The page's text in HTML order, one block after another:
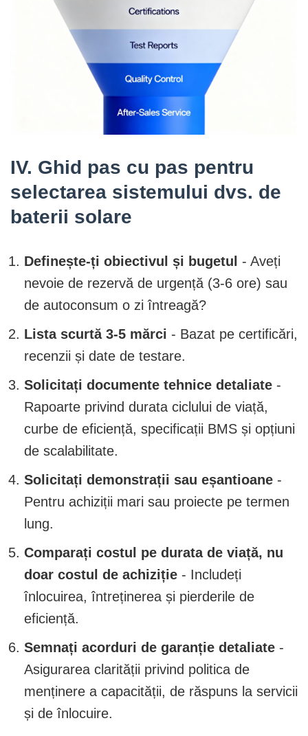
IV. Ghid pas cu pas pentru
selectarea sistemului dvs. de
baterii solare
Definește-ți obiectivul și bugetul
- Aveți
nevoie de rezervă de urgență (3-6 ore) sau
de autoconsum o zi întreagă?
Lista scurtă 3-5 mărci - Bazat pe certificări,
recenzii și date de testare.
Solicitați documente tehnice detaliate -
Rapoarte privind durata ciclului de viață,
curbe de eficiență, specificații BMS și opțiuni
de scalabilitate.
Solicitați demonstrații sau eșantioane -
Pentru achiziții mari sau proiecte pe termen
lung.
Comparați costul pe durata de viață, nu
doar costul de achiziție - Includeți
înlocuirea, întreținerea și pierderile de
eficiență.
Semnați acorduri de garanție detaliate -
Asigurarea clarității privind politica de
menținere a capacității, de răspuns la servicii
și de înlocuire.